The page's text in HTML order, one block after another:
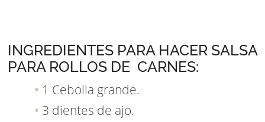
INGREDIENTES PARA HACER SALSA
PARA ROLLOS DE CARNES:
1 Cebolla grande.
3 dientes de ajo.